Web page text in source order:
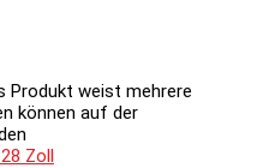
Produkt weist mehrere
können auf der